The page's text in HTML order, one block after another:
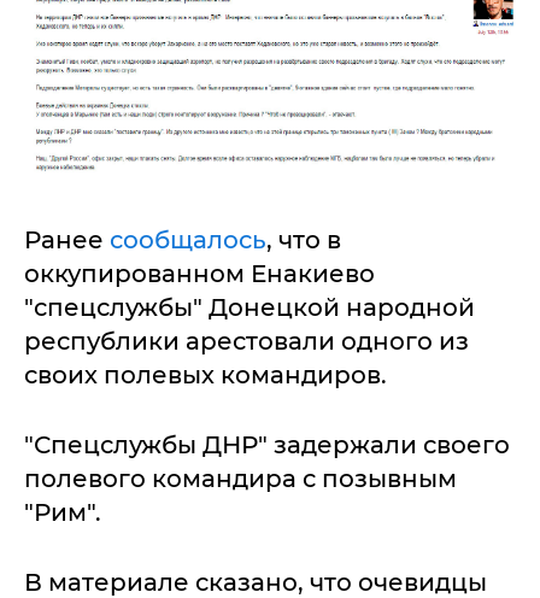
Ранее сообщалось, что в
оккупированном Енакиево
"спецслужбы" Донецкой народной
республики арестовали одного из
своих полевых командиров.
"Спецслужбы ДНР" задержали своего
полевого командира с позывным
"Рим".
В материале сказано, что очевидцы